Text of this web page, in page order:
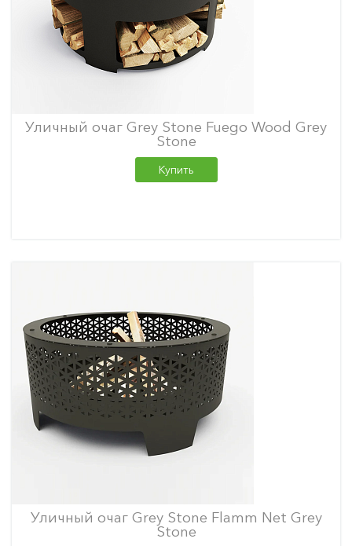
Уличный очаг Grey Stone Fuego Wood Grey
Stone
Купить
Уличный очаг Grey Stone Flamm Net Grey
Stone